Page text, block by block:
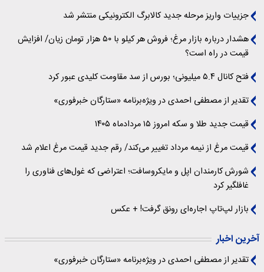
جزییات واریز مرحله جدید کالابرگ الکترونیکی منتشر شد
هشدار درباره بازار مرغ؛ فروش هر کیلو با ۵۰ هزار تومان زیان/ افزایش
قیمت در راه است؟
فتح کانال ۵.۴ میلیونی؛ بورس از سد مقاومت کلیدی عبور کرد
تقدیر از مصطفی احمدی در ویژه‌برنامه «ستارگان خبرفوری»
قیمت جدید طلا و سکه امروز ۱۵ مردادماه ۱۴۰۵
قیمت مرغ از نیمه مرداد تغییر می‌کند/ رقم جدید قیمت مرغ اعلام شد
شورش کارمندان اپل و مایکروسافت؛ اعتراضی که غول‌های فناوری را
غافلگیر کرد
بازار لپ‌تاپ اجاره‌ای رونق گرفت! + عکس
آخرین اخبار
تقدیر از مصطفی احمدی در ویژه‌برنامه «ستارگان خبرفوری»